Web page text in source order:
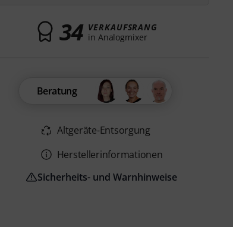
34 VERKAUFSRANG
in Analogmixer
Beratung
Altgeräte-Entsorgung
Herstellerinformationen
Sicherheits- und Warnhinweise